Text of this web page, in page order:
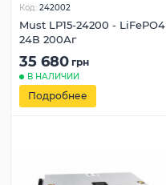
Код: 242002
Must LP15-24200 - LiFePO4
24В 200Аг
35 680 грн
В НАЛИЧИИ
Подробнее